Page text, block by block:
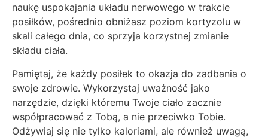
naukę uspokajania układu nerwowego w trakcie
posiłków, pośrednio obniżasz poziom kortyzolu w
skali całego dnia, co sprzyja korzystnej zmianie
składu ciała.
Pamiętaj, że każdy posiłek to okazja do zadbania o
swoje zdrowie. Wykorzystaj uważność jako
narzędzie, dzięki któremu Twoje ciało zacznie
współpracować z Tobą, a nie przeciwko Tobie.
Odżywiaj się nie tylko kaloriami, ale również uwagą,